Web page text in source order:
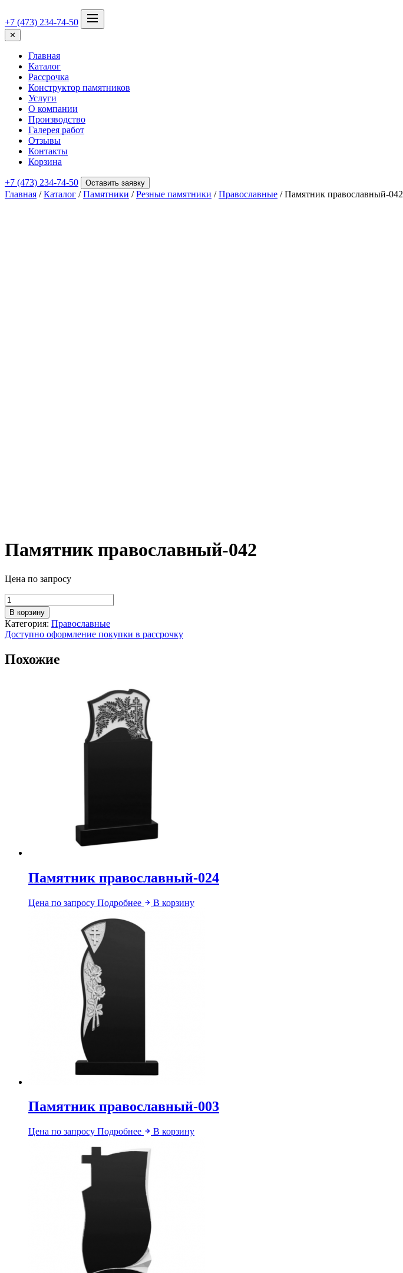
+7 (473) 234-74-50
✕
Главная
Каталог
Рассрочка
Конструктор памятников
Услуги
О компании
Производство
Галерея работ
Отзывы
Контакты
Корзина
+7 (473) 234-74-50 Оставить заявку
Главная /Каталог /Памятники /Резные памятники /Православные / Памятник православный-042
Памятник православный-042
Цена по запросу
Количество
товара
Памятник
православный-042
В корзину
Категория: Православные
Доступно оформление покупки в рассрочку
Похожие
Памятник православный-024
Цена по запросу Подробнее В корзину
Памятник православный-003
Цена по запросу Подробнее В корзину